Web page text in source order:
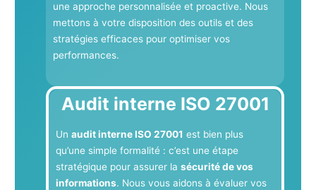
une approche personnalisée et proactive. Nous
mettons à votre disposition des outils et des
stratégies efficaces pour optimiser vos
performances.
Audit interne ISO 27001
Un audit interne ISO 27001 est bien plus
qu’une simple formalité : c’est une étape
stratégique pour assurer la sécurité de vos
informations. Nous vous aidons à évaluer vos